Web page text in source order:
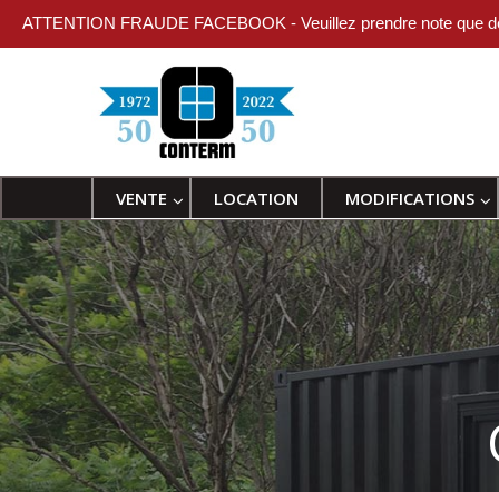
ATTENTION FRAUDE FACEBOOK - Veuillez prendre note que
VENTE LOCATION MODIFICATIONS